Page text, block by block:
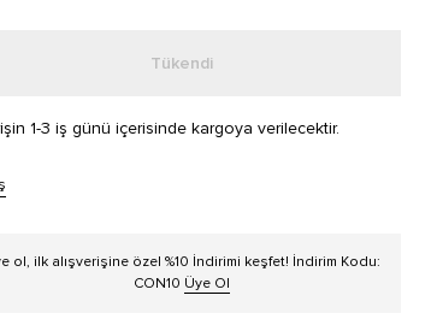
Tükendi
1-3 iş günü içerisinde kargoya verilecektir.
ol, ilk alışverişine özel %10 İndirimi keşfet! İndirim Kodu:
CON10 Üye Ol